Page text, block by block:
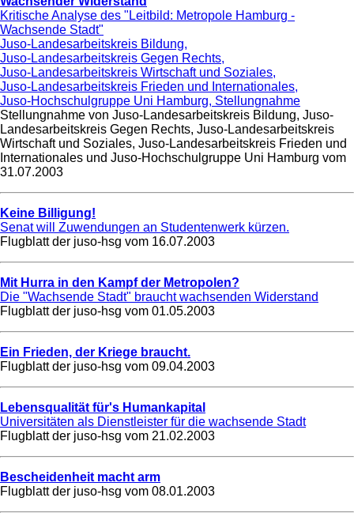
Kritische Analyse des "Leitbild: Metropole Hamburg -
Wachsende Stadt"
Juso-Landesarbeitskreis Bildung,
Juso-Landesarbeitskreis Gegen Rechts,
Juso-Landesarbeitskreis Wirtschaft und Soziales,
Juso-Landesarbeitskreis Frieden und Internationales,
Juso-Hochschulgruppe Uni Hamburg, Stellungnahme
Stellungnahme von Juso-Landesarbeitskreis Bildung, Juso-
Landesarbeitskreis Gegen Rechts, Juso-Landesarbeitskreis
Wirtschaft und Soziales, Juso-Landesarbeitskreis Frieden und
Internationales und Juso-Hochschulgruppe Uni Hamburg vom
31.07.2003
Keine Billigung!
Senat will Zuwendungen an Studentenwerk kürzen.
Flugblatt der juso-hsg vom 16.07.2003
Mit Hurra in den Kampf der Metropolen?
Die "Wachsende Stadt" braucht wachsenden Widerstand
Flugblatt der juso-hsg vom 01.05.2003
Ein Frieden, der Kriege braucht.
Flugblatt der juso-hsg vom 09.04.2003
Lebensqualität für's Humankapital
Universitäten als Dienstleister für die wachsende Stadt
Flugblatt der juso-hsg vom 21.02.2003
Bescheidenheit macht arm
Flugblatt der juso-hsg vom 08.01.2003